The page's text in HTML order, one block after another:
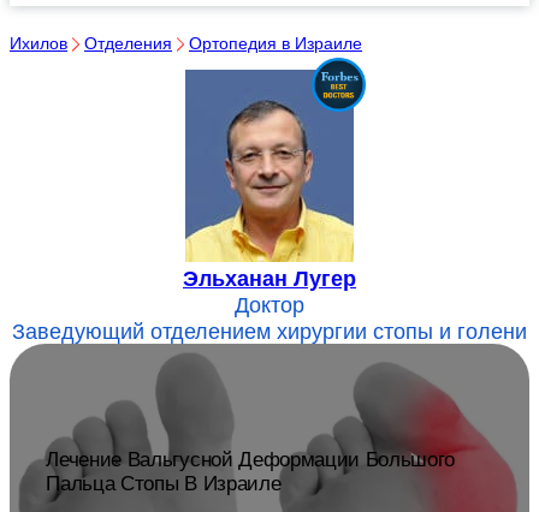
Ихилов Отделения Ортопедия в Израиле
Эльханан Лугер
Доктор
Заведующий отделением хирургии стопы и голени
Лечение Вальгусной Деформации Большого
Пальца Стопы В Израиле